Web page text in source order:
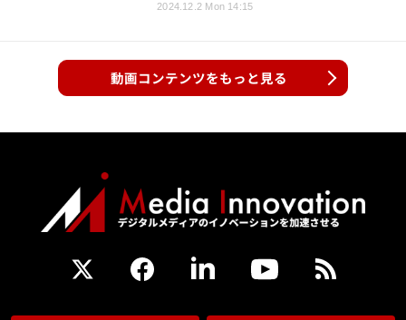
2024.12.2 Mon 14:15
動画コンテンツをもっと見る